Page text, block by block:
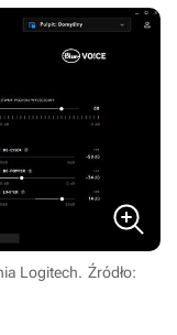
Logitech. Źródło: